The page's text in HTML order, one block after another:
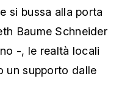
si bussa alla porta
Baume Schneider
-, le realtà locali
un supporto dalle